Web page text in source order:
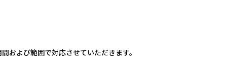
および範囲で対応させていただきます。